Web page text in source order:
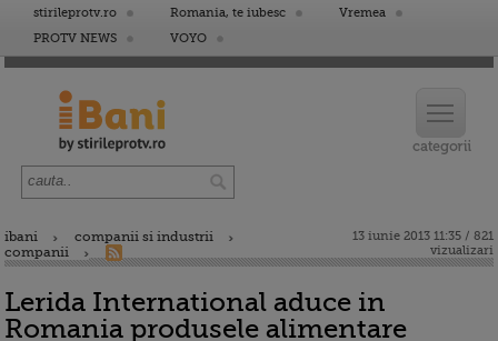
stirileprotv.ro Romania, te iubesc
Vremea
PROTV NEWS
VOYO
ibani
companii si industrii
companii
13 iunie 2013 11:35 / 821
vizualizari
Lerida International aduce in
Romania produsele alimentare